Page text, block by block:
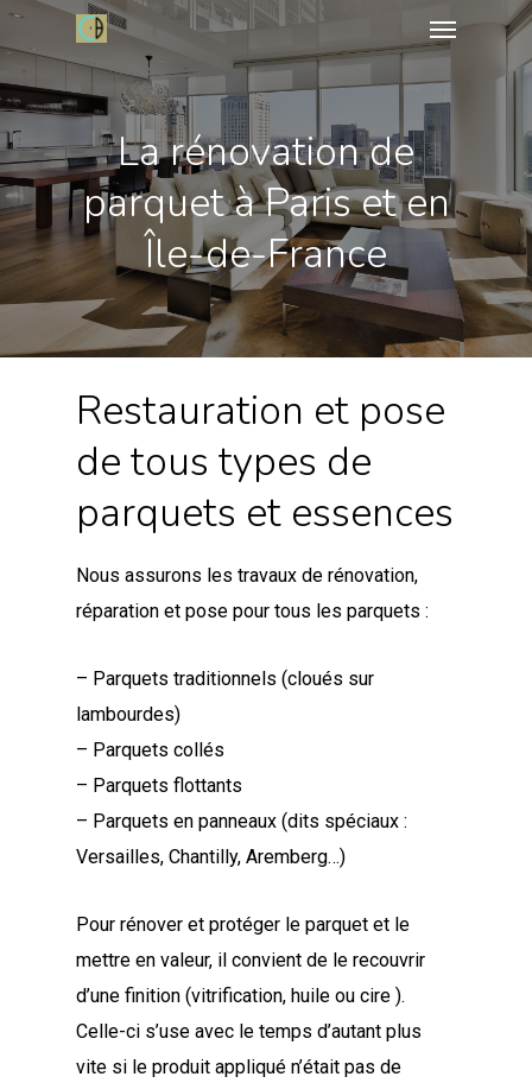
La rénovation de
parquet à Paris et en
Île-de-France
Restauration et pose
de tous types de
parquets et essences
Nous assurons les travaux de rénovation,
réparation et pose pour tous les parquets :
– Parquets traditionnels (cloués sur
lambourdes)
– Parquets collés
– Parquets flottants
– Parquets en panneaux (dits spéciaux :
Versailles, Chantilly, Aremberg…)
Pour rénover et protéger le parquet et le
mettre en valeur, il convient de le recouvrir
d’une finition (vitrification, huile ou cire ).
Celle-ci s’use avec le temps d’autant plus
vite si le produit appliqué n’était pas de